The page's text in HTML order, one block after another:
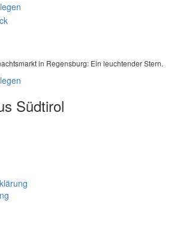
in Regensburg: Ein leuchtender Stern.
Südtirol